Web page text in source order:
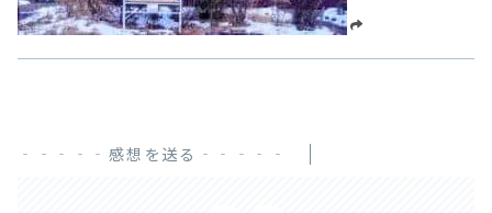
‐‐‐‐‐感想を送る‐‐‐‐‐